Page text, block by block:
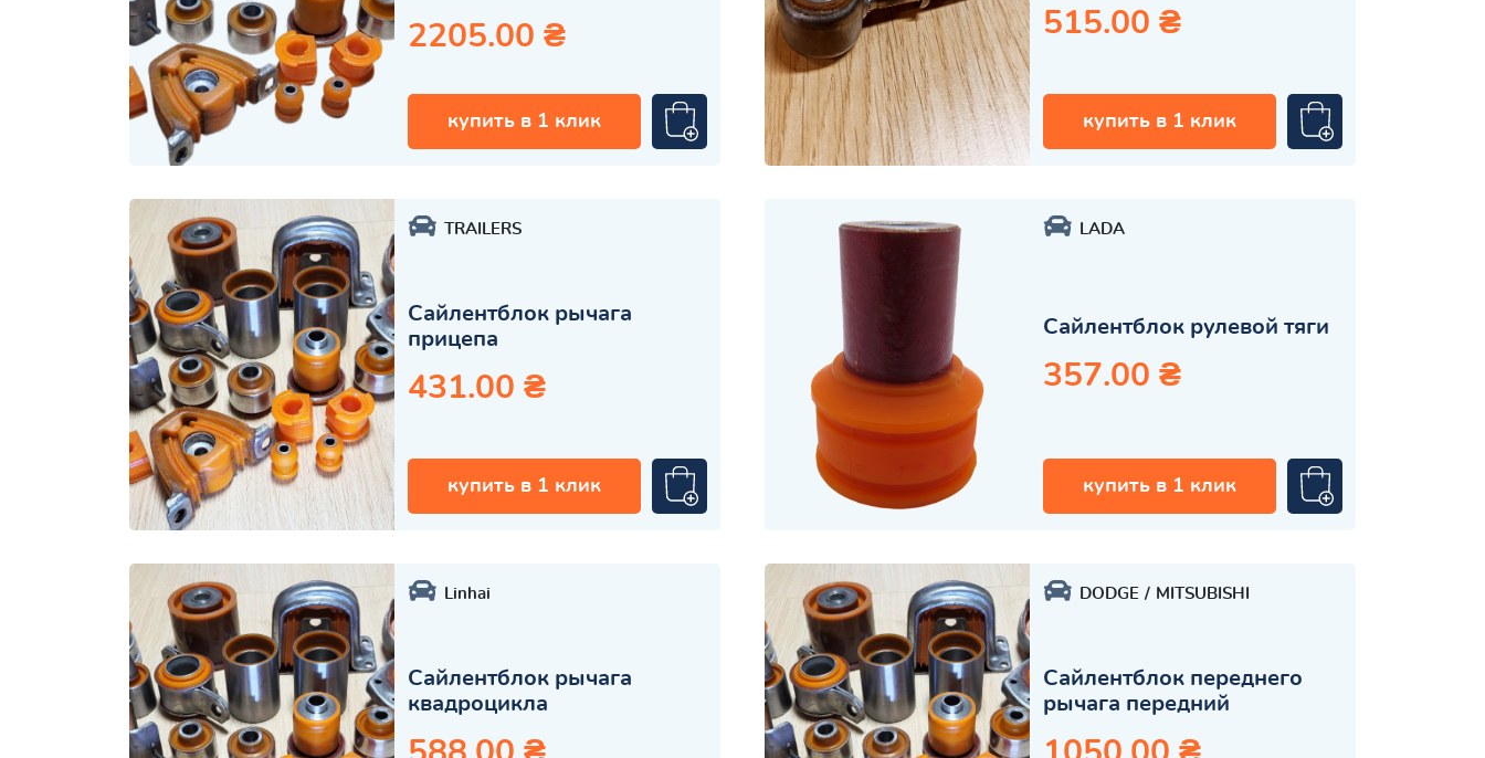
2205.00 ₴
купить в 1 клик
515.00 ₴
купить в 1 клик
TRAILERS
Сайлентблок рычага
прицепа
431.00 ₴
купить в 1 клик
LADA
Сайлентблок рулевой тяги
357.00 ₴
купить в 1 клик
Linhai
Сайлентблок рычага
квадроцикла
DODGE MITSUBISHI
Сайлентблок переднего
рычага передний